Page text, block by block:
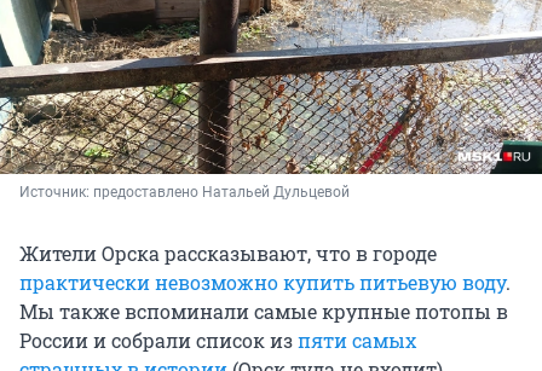
Источник: предоставлено Натальей Дульцевой
Жители Орска рассказывают, что в городе
практически невозможно купить питьевую воду.
Мы также вспоминали самые крупные потопы в
России и собрали список изпяти самых